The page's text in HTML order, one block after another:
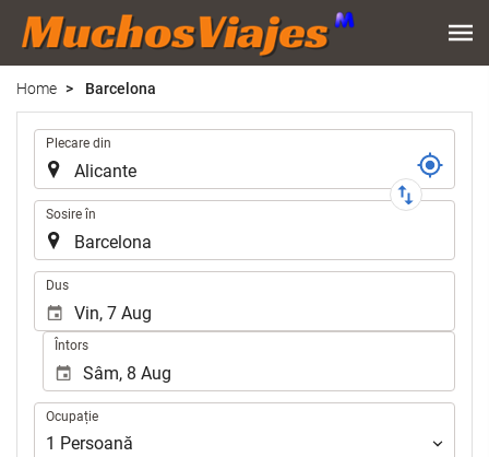
Home Barcelona
Traseu
Plecare din
Sosire în
Dus
Întors
Ocupație
Ocupație
1 Persoană